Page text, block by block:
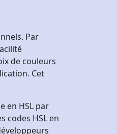
Par
de couleurs
Cet
en HSL par
codes HSL en